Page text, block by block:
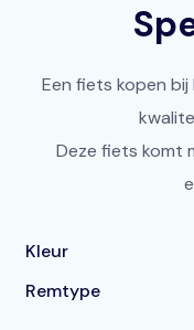
Een fiets kopen
Deze fiets komt
Kleur
Remtype